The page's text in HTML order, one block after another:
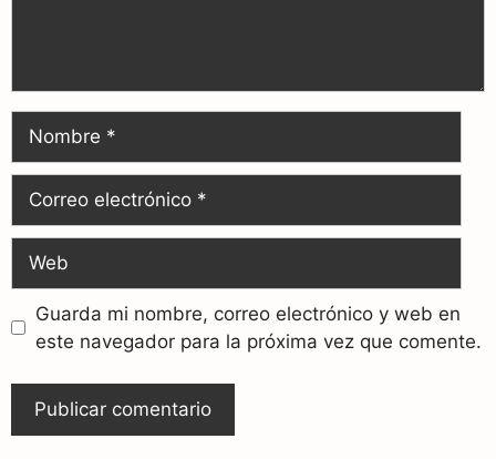
Guarda mi nombre, correo electrónico y web en
este navegador para la próxima vez que comente.